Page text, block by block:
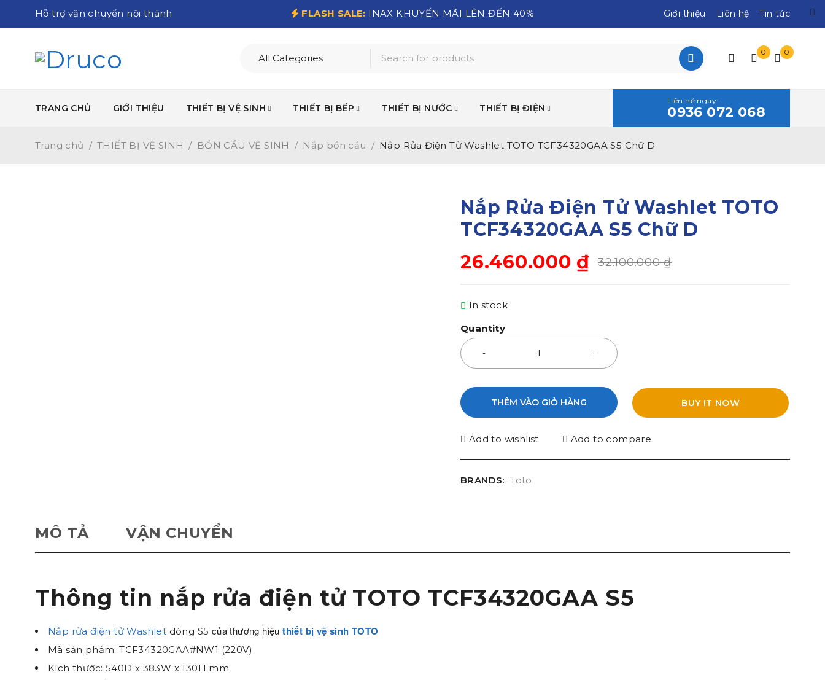
Hỗ trợ vận chuyển nội thành FLASH SALE: INAX KHUYẾN MÃI LÊN ĐẾN 40% Giới thiệu Liên hệ Tin tức
0 0
TRANG CHỦ GIỚI THIỆU THIẾT BỊ VỆ SINH THIẾT BỊ BẾP THIẾT BỊ NƯỚC THIẾT BỊ ĐIỆN
Liên hệ ngay:
0936 072 068
Trang chủ / THIẾT BỊ VỆ SINH / BỒN CẦU VỆ SINH / Nắp bồn cầu / Nắp Rửa Điện Tử Washlet TOTO TCF34320GAA S5 Chữ D
Nắp Rửa Điện Tử Washlet TOTO
TCF34320GAA S5 Chữ D
32.100.000₫
26.460.000 ₫
In stock
Quantity
THÊM VÀO GIỎ HÀNG BUY IT NOW
Add to wishlist Add to compare
BRANDS: Toto
MÔ TẢ VẬN CHUYỂN
Thông tin nắp rửa điện tử TOTO TCF34320GAA S5
Nắp rửa điện tử Washlet dòng S5 của thương hiệuthiết bị vệ sinh TOTO
Mã sản phẩm: TCF34320GAA#NW1 (220V)
Kích thước: 540D x 383W x 130H mm